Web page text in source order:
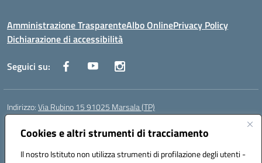
Cookies e altri strumenti di tracciamento
Il nostro Istituto non utilizza strumenti di profilazione degli utenti -
Amministrazione TrasparenteAlbo OnlinePrivacy Policy
Dichiarazione di accessibilità
Seguici su:
Indirizzo:Via Rubino 15 91025 Marsala (TP)
Centralino:
Posta elettronica certificata (PEC):TPIC83900G@pec.istruzione.it
Codice fiscale: 91032370818